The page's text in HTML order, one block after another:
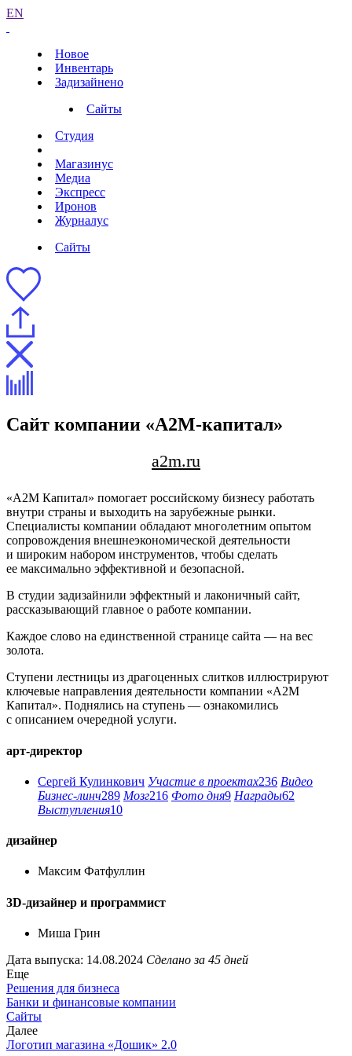
EN
Новое
Инвентарь
Задизайнено
Сайты
Студия
Магазинус
Медиа
Экспресс
Иронов
Журналус
Сайты
Сайт компании «А2М-капитал»
a2m.ru
«А2М Капитал» помогает российскому бизнесу работать
внутри страны и выходить на зарубежные рынки.
Специалисты компании обладают многолетним опытом
сопровождения внешнеэкономической деятельности
и широким набором инструментов, чтобы сделать
ее максимально эффективной и безопасной.
В студии задизайнили эффектный и лаконичный сайт,
рассказывающий главное о работе компании.
Каждое слово на единственной странице сайта — на вес
золота.
Ступени лестницы из драгоценных слитков иллюстрируют
ключевые направления деятельности компании «А2М
Капитал». Поднялись на ступень — ознакомились
с описанием очередной услуги.
арт-директор
Сергей Кулинкович Участие в проектах236 Видео
Бизнес-линч289 Мозг216 Фото дня9 Награды62
Выступления10
дизайнер
Максим Фатфуллин
3D-дизайнер и программист
Миша Грин
Дата выпуска: 14.08.2024 Сделано за 45 дней
Еще
Решения для бизнеса
Банки и финансовые компании
Сайты
Далее
Логотип магазина «Дошик» 2.0